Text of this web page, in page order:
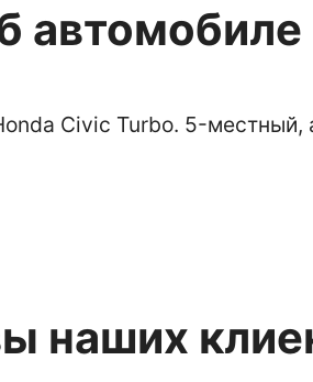
автомобиле
Civic Turbo. 5-местный,
наших